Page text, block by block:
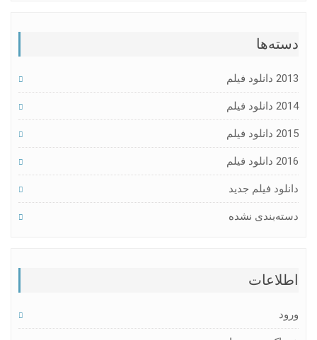
دسته‌ها
2013 دانلود فیلم
2014 دانلود فیلم
2015 دانلود فیلم
2016 دانلود فیلم
دانلود فیلم جدید
دسته‌بندی نشده
اطلاعات
ورود